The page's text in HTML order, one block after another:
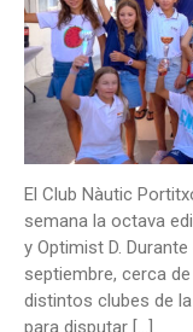
El Club Nàutic
semana la octava
y Optimist D.
septiembre, cerca
distintos clubes de
para disputar […]